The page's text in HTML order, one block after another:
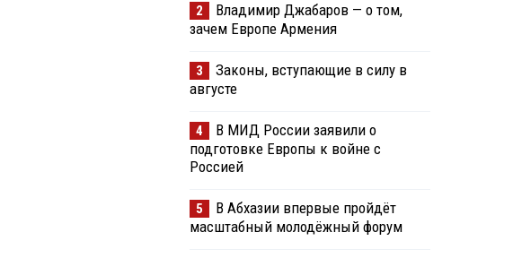
2
Владимир Джабаров — о том,
зачем Европе Армения
3
Законы, вступающие в силу в
августе
4
В МИД России заявили о
подготовке Европы к войне с
Россией
5
В Абхазии впервые пройдёт
масштабный молодёжный форум